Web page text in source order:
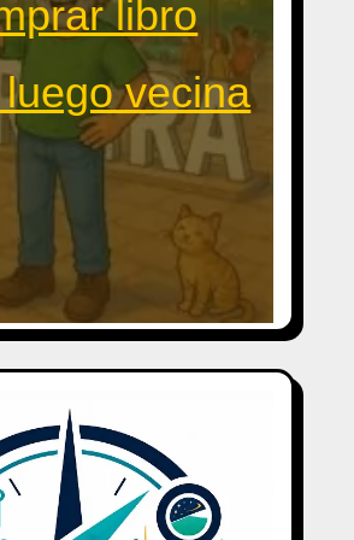
libro
vecina